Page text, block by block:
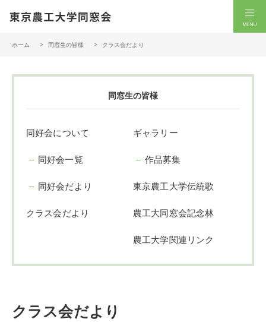
ホーム 同窓生の皆様 クラス会だより
同窓生の皆様
同好会について
同好会一覧
同好会だより
クラス会だより
ギャラリー
作品募集
東京農工大学伝統歌
農工大同窓会記念林
農工大学関連リンク
クラス会だより